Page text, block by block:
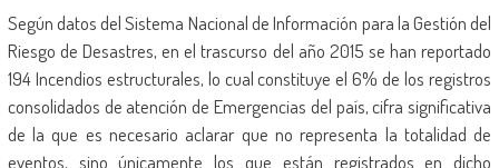
Según datos del Sistema Nacional de Información para la Gestión del
Riesgo de Desastres, en el trascurso del año 2015 se han reportado
194 Incendios estructurales, lo cual constituye el 6% de los registros
consolidados de atención de Emergencias del país, cifra significativa
de la que es necesario aclarar que no representa la totalidad de
eventos, sino únicamente los que están registrados en dicho